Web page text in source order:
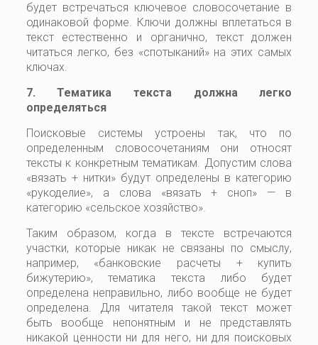
будет встречаться ключевое словосочетание в
одинаковой форме. Ключи должны вплетаться в
текст естественно и органично, текст должен
читаться легко, без «спотыканий» на этих самых
ключах.
7. Тематика текста должна легко
определяться
Поисковые системы устроены так, что по
определенным словосочетаниям они относят
тексты к конкретным тематикам. Допустим слова
«вязать + нитки» будут определены в категорию
«рукоделие», а слова «вязать + сноп» — в
категорию «сельское хозяйство».
Таким образом, когда в тексте встречаются
участки, которые никак не связаны по смыслу,
например, «банковские расчеты + купить
бижутерию», тематика текста либо будет
определена неправильно, либо вообще не будет
определена. Для читателя такой текст может
быть вообще непонятным и не представлять
никакой ценности ни для него, ни для поисковых